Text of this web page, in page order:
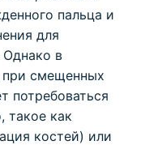
пальца и
для
Однако в
при смещенных
потребоваться
такое как
костей) или